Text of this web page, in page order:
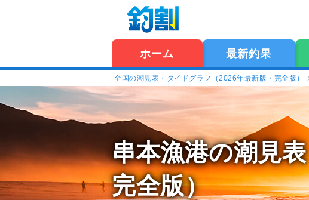
ホーム 最新釣果
全国の潮見表・タイドグラフ（2026年最新版・完全版）
串本漁港の潮見表
完全版）